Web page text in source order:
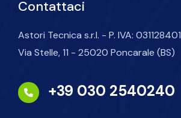
Contattaci
Astori Tecnica s.r.l. - P. IVA:
Via Stelle, 11 - 25020 Poncarale (BS)
+39 030 2540240